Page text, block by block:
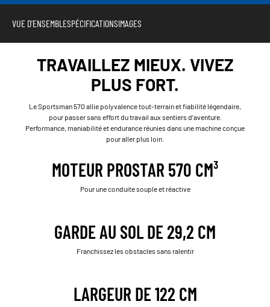
VUE D'ENSEMBLESPÉCIFICATIONSIMAGES
TRAVAILLEZ MIEUX. VIVEZ
PLUS FORT.
Le Sportsman 570 allie polyvalence tout-terrain et fiabilité légendaire,
pour passer sans effort du travail aux sentiers d’aventure.
Performance, maniabilité et endurance réunies dans une machine conçue
pour aller plus loin.
MOTEUR PROSTAR 570 CM³
Pour une conduite souple et réactive
GARDE AU SOL DE 29,2 CM
Franchissez les obstacles sans ralentir
LARGEUR DE 122 CM